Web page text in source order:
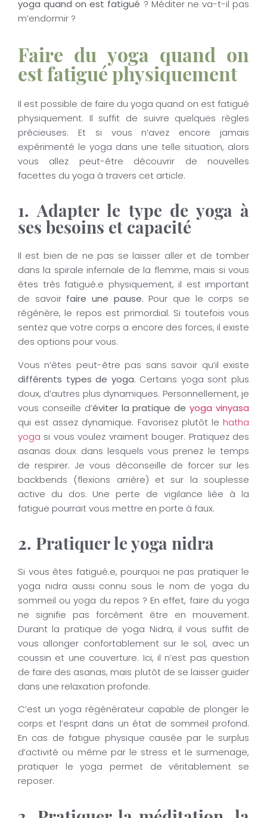
yoga quand on est fatigué ? Méditer ne va-t-il pas
m’endormir ?
Faire du yoga quand on
est fatigué physiquement
Il est possible de faire du yoga quand on est fatigué
physiquement. Il suffit de suivre quelques règles
précieuses. Et si vous n’avez encore jamais
expérimenté le yoga dans une telle situation, alors
vous allez peut-être découvrir de nouvelles
facettes du yoga à travers cet article.
1. Adapter le type de yoga à
ses besoins et capacité
Il est bien de ne pas se laisser aller et de tomber
dans la spirale infernale de la flemme, mais si vous
êtes très fatigué.e physiquement, il est important
de savoirfaire une pause. Pour que le corps se
régénère, le repos est primordial. Si toutefois vous
sentez que votre corps a encore des forces, il existe
des options pour vous.
Vous n’êtes peut-être pas sans savoir qu’il existe
différents types de yoga. Certains yoga sont plus
doux, d’autres plus dynamiques. Personnellement, je
vous conseille d’éviter la pratique deyoga vinyasa
qui est assez dynamique. Favorisez plutôt le hatha
yoga si vous voulez vraiment bouger. Pratiquez des
asanas doux dans lesquels vous prenez le temps
de respirer. Je vous déconseille de forcer sur les
backbends (flexions arrière) et sur la souplesse
active du dos. Une perte de vigilance liée à la
fatigue pourrait vous mettre en porte à faux.
2. Pratiquer le yoga nidra
Si vous êtes fatigué.e, pourquoi ne pas pratiquer le
yoga nidra aussi connu sous le nom de yoga du
sommeil ou yoga du repos ? En effet, faire du yoga
ne signifie pas forcément être en mouvement.
Durant la pratique de yoga Nidra, il vous suffit de
vous allonger confortablement sur le sol, avec un
coussin et une couverture. Ici, il n’est pas question
de faire des asanas, mais plutôt de se laisser guider
dans une relaxation profonde.
C’est un yoga régénérateur capable de plonger le
corps et l’esprit dans un état de sommeil profond.
En cas de fatigue physique causée par le surplus
d’activité ou même par le stress et le surmenage,
pratiquer le yoga permet de véritablement se
reposer.